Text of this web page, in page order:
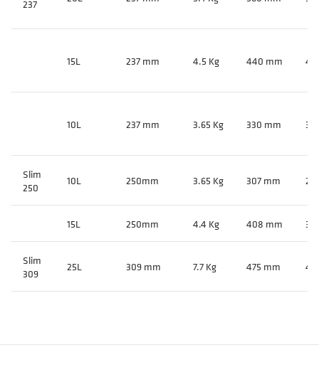
237
15L 237 mm 4.5 Kg 440 mm
10L 237 mm 3.65 Kg 330 mm
Slim
250
10L 250mm 3.65 Kg 307 mm
15L 250mm 4.4 Kg 408 mm
Slim
309
25L 309 mm 7.7 Kg 475 mm